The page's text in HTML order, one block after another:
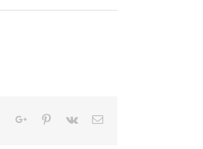
TumblrGoogle+Pinterest
Vk Email